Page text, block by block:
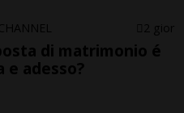
2 gior
di matrimonio é
e adesso?